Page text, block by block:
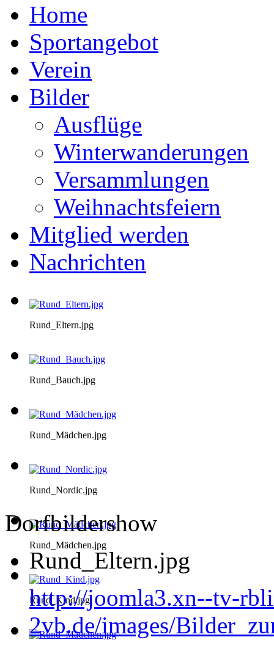
Home
Sportangebot
Verein
Bilder
Ausflüge
Winterwanderungen
Versammlungen
Weihnachtsfeiern
Mitglied werden
Nachrichten
Rund_Eltern.jpg
Rund_Bauch.jpg
Rund_Mädchen.jpg
Rund_Nordic.jpg
Rund_Mädchen.jpg
Rund_Kind.jpg
Dorfbildershow
Rund_Eltern.jpg
http://joomla3.xn--tv-
2vb.de/images/